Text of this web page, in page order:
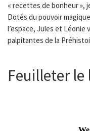
« recettes de bonheur »,
Dotés du pouvoir
l’espace, Jules et Léonie
palpitantes de la
Feuilleter le